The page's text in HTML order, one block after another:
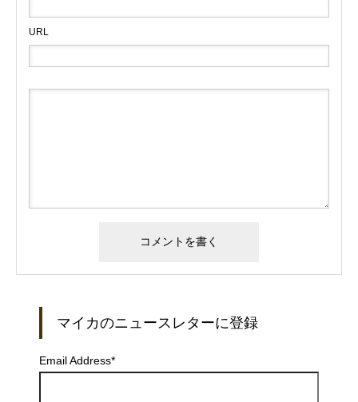
URL
マイカのニュースレターに登録
Email Address*